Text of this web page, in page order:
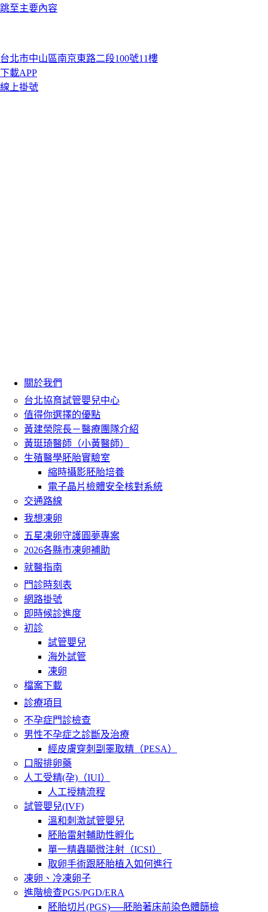
跳至主要內容
台北市中山區南京東路二段100號11樓
下載APP
線上掛號
關於我們
台北協育試管嬰兒中心
值得你選擇的優點
黃建榮院長－醫療團隊介紹
黃珽琦醫師（小黃醫師）
生殖醫學胚胎實驗室
縮時攝影胚胎培養
電子晶片檢體安全核對系統
交通路線
我想凍卵
五星凍卵守護圓夢專案
2026各縣市凍卵補助
就醫指南
門診時刻表
網路掛號
即時候診進度
初診
試管嬰兒
海外試管
凍卵
檔案下載
診療項目
不孕症門診檢查
男性不孕症之診斷及治療
經皮膚穿刺副睪取精（PESA）
口服排卵藥
人工受精(孕)（IUI）
人工授精流程
試管嬰兒(IVF)
溫和刺激試管嬰兒
胚胎雷射輔助性孵化
單一精蟲顯微注射（ICSI）
取卵手術跟胚胎植入如何進行
凍卵、冷凍卵子
進階檢查PGS/PGD/ERA
胚胎切片(PGS)──胚胎著床前染色體篩檢